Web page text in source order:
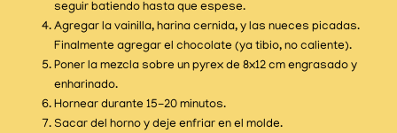
seguir batiendo hasta que espese.
Agregar la vainilla, harina cernida, y las nueces picadas.
Finalmente agregar el chocolate (ya tibio, no caliente).
Poner la mezcla sobre un pyrex de 8x12 cm engrasado y
enharinado.
Hornear durante 15-20 minutos.
Sacar del horno y deje enfriar en el molde.